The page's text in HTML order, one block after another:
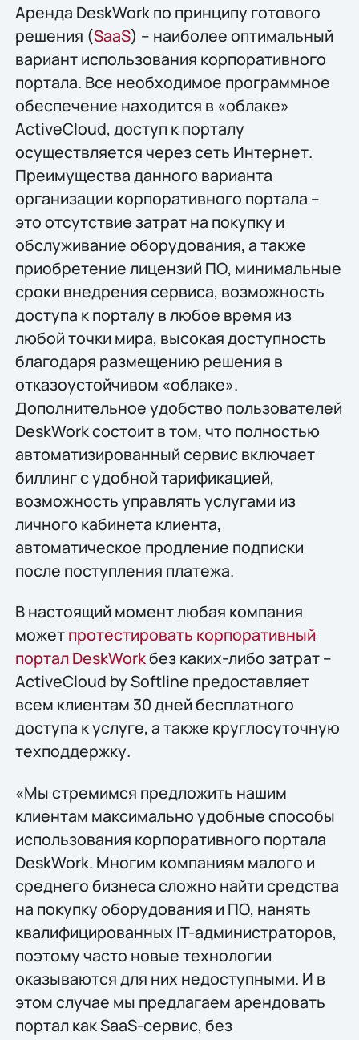
Аренда DeskWork по принципу готового
решения (SaaS) – наиболее оптимальный
вариант использования корпоративного
портала. Все необходимое программное
обеспечение находится в «облаке»
ActiveCloud, доступ к порталу
осуществляется через сеть Интернет.
Преимущества данного варианта
организации корпоративного портала –
это отсутствие затрат на покупку и
обслуживание оборудования, а также
приобретение лицензий ПО, минимальные
сроки внедрения сервиса, возможность
доступа к порталу в любое время из
любой точки мира, высокая доступность
благодаря размещению решения в
отказоустойчивом «облаке».
Дополнительное удобство пользователей
DeskWork состоит в том, что полностью
автоматизированный сервис включает
биллинг с удобной тарификацией,
возможность управлять услугами из
личного кабинета клиента,
автоматическое продление подписки
после поступления платежа.
В настоящий момент любая компания
можетпротестировать корпоративный
портал DeskWorkбез каких-либо затрат –
ActiveCloud by Softline предоставляет
всем клиентам 30 дней бесплатного
доступа к услуге, а также круглосуточную
техподдержку.
«Мы стремимся предложить нашим
клиентам максимально удобные способы
использования корпоративного портала
DeskWork. Многим компаниям малого и
среднего бизнеса сложно найти средства
на покупку оборудования и ПО, нанять
квалифицированных IT-администраторов,
поэтому часто новые технологии
оказываются для них недоступными. И в
этом случае мы предлагаем арендовать
портал как SaaS-сервис, без